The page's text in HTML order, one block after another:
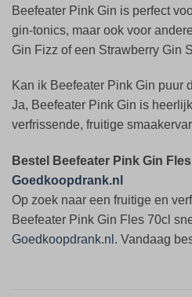
Beefeater Pink Gin is perfect
gin-tonics, maar ook voor
Gin Fizz of een Strawberry Gin
Kan ik Beefeater Pink Gin puur
Ja, Beefeater Pink Gin is
verfrissende, fruitige
Bestel Beefeater Pink Gin
Goedkoopdrank.nl
Op zoek naar een fruitige en
Beefeater Pink Gin Fles 70cl
Goedkoopdrank.nl . Vandaag